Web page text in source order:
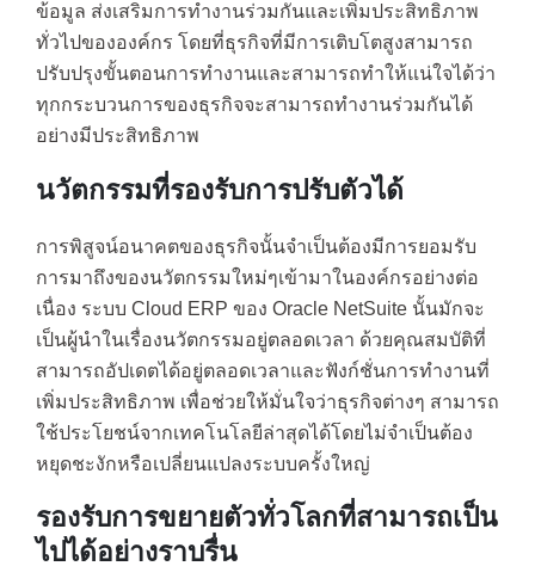
ข้อมูล ส่งเสริมการทำงานร่วมกันและเพิ่มประสิทธิภาพ
ทั่วไปขององค์กร โดยที่ธุรกิจที่มีการเติบโตสูงสามารถ
ปรับปรุงขั้นตอนการทำงานและสามารถทำให้แน่ใจได้ว่า
ทุกกระบวนการของธุรกิจจะสามารถทำงานร่วมกันได้
อย่างมีประสิทธิภาพ
นวัตกรรมที่รองรับการปรับตัวได้
การพิสูจน์อนาคตของธุรกิจนั้นจำเป็นต้องมีการยอมรับ
การมาถึงของนวัตกรรมใหม่ๆเข้ามาในองค์กรอย่างต่อ
เนื่อง ระบบ Cloud ERP ของ Oracle NetSuite นั้นมักจะ
เป็นผู้นำในเรื่องนวัตกรรมอยู่ตลอดเวลา ด้วยคุณสมบัติที่
สามารถอัปเดตได้อยู่ตลอดเวลาและฟังก์ชั่นการทำงานที่
เพิ่มประสิทธิภาพ เพื่อช่วยให้มั่นใจว่าธุรกิจต่างๆ สามารถ
ใช้ประโยชน์จากเทคโนโลยีล่าสุดได้โดยไม่จำเป็นต้อง
หยุดชะงักหรือเปลี่ยนแปลงระบบครั้งใหญ่
รองรับการขยายตัวทั่วโลกที่สามารถเป็น
ไปได้อย่างราบรื่น